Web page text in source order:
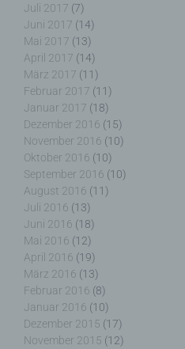
Juli 2017 (7)
Juni 2017 (14)
Mai 2017 (13)
April 2017 (14)
März 2017 (11)
Februar 2017 (11)
Januar 2017 (18)
Dezember 2016 (15)
November 2016 (10)
Oktober 2016 (10)
September 2016 (10)
August 2016 (11)
Juli 2016 (13)
Juni 2016 (18)
Mai 2016 (12)
April 2016 (19)
März 2016 (13)
Februar 2016 (8)
Januar 2016 (10)
Dezember 2015 (17)
November 2015 (12)
Person, Behörde,
die allein oder
Zwecke und Mittel
personenbezogenen
Zwecke und Mittel dieser
Unionsrecht oder das
vorgegeben, so kann
beziehungsweise können
seiner Benennung
dem Recht der
werden.
h) Auftragsverarbeiter
Auftragsverarbeiter ist
juristische Person,
andere Stelle, die
Auftrag des